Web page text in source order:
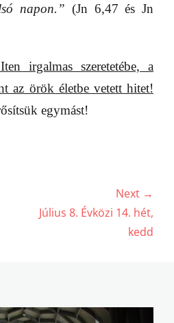
napon.” (Jn 6,47 és Jn
irgalmas szeretetébe, a
az örök életbe vetett hitet!
egymást!
Next →
NextJúlius 8. Évközi 14. hét,
kedd